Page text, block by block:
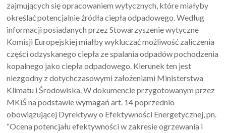
zajmujących się opracowaniem wytycznych, które miałyby
określać potencjalnie źródła ciepła odpadowego. Według
informacji posiadanych przez Stowarzyszenie wytyczne
Komisji Europejskiej miałby wykluczać możliwość zaliczenia
części odzyskanego ciepła ze spalania odpadów pochodzenia
kopalnego jako ciepła odpadowego. Kierunek ten jest
niezgodny z dotychczasowymi założeniami Ministerstwa
Klimatu i Środowiska. W dokumencie przygotowanym przez
MKiŚ na podstawie wymagań art. 14 poprzednio
obowiązującej Dyrektywy o Efektywności Energetycznej, pn.
“Ocena potencjału efektywności w zakresie ogrzewania i